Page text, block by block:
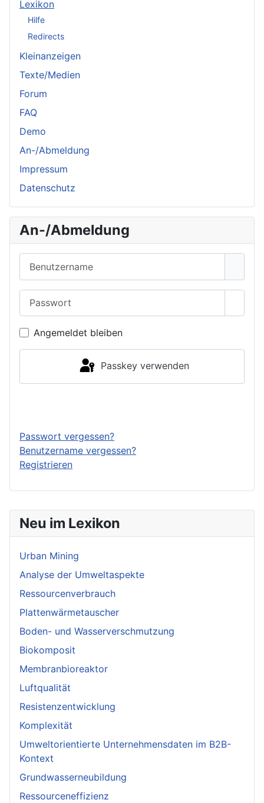
Neu im Lexikon
Urban Mining
Analyse der Umweltaspekte
Ressourcenverbrauch
Plattenwärmetauscher
Boden- und Wasserverschmutzung
Biokomposit
Membranbioreaktor
Luftqualität
Resistenzentwicklung
Komplexität
Umweltorientierte Unternehmensdaten im B2B-
Kontext
Grundwasserneubildung
Ressourceneffizienz
Lexikon
Hilfe
Redirects
Kleinanzeigen
Texte/Medien
Forum
FAQ
Demo
An-/Abmeldung
Impressum
Datenschutz
An-/Abmeldung
Angemeldet bleiben
Passkey verwenden
Passwort vergessen?
Benutzername vergessen?
Registrieren